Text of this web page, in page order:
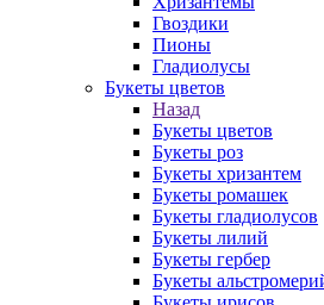
Гвоздики
Пионы
Гладиолусы
Букеты цветов
Назад
Букеты цветов
Букеты роз
Букеты хризантем
Букеты ромашек
Букеты гладиолусов
Букеты лилий
Букеты гербер
Букеты